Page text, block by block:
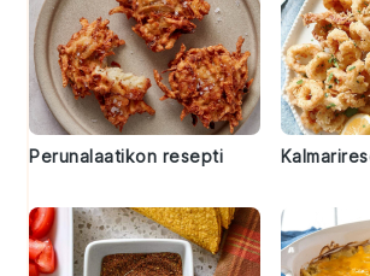
Perunalaatikon resepti